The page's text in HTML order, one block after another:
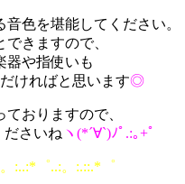
色を堪能してください。
きますので、
器や指使いも
ければと思います◎
おりますので、
ださいねヽ(*´∀`)ﾉﾟ.:｡+ﾟ
。 :..:* ゜..:。 :.::.* ゜